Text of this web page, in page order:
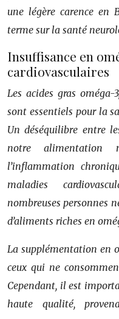
une légère carence en
terme sur la santé
Insuffisance en
cardiovasculaires
Les acides gras
sont essentiels pour la
Un déséquilibre entre
notre alimentation
l’inflammation
maladies
nombreuses personnes
d’aliments riches en
La supplémentation en
ceux qui ne
Cependant, il est
haute qualité,